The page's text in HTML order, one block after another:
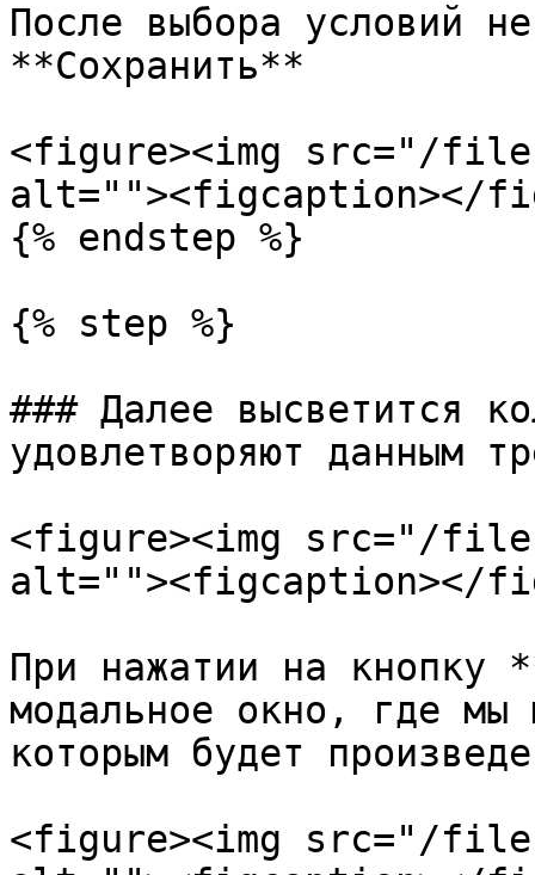
После выбора условий
**Сохранить**
<figure><img src="/files/
alt=""><figcaption></
{% endstep %}
{% step %}
### Далее высветится
удовлетворяют данным
<figure><img src="/files/
alt=""><figcaption></
При нажатии на кнопку
модальное окно, где мы
которым будет
<figure><img src="/